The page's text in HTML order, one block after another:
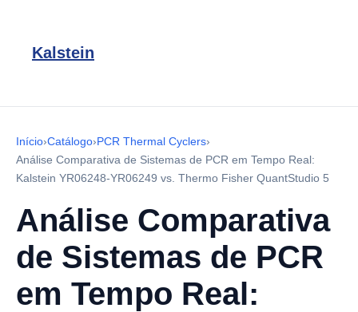
Kalstein
Início›Catálogo›PCR Thermal Cyclers›
Análise Comparativa de Sistemas de PCR em Tempo Real:
Kalstein YR06248-YR06249 vs. Thermo Fisher QuantStudio 5
Análise Comparativa
de Sistemas de PCR
em Tempo Real: